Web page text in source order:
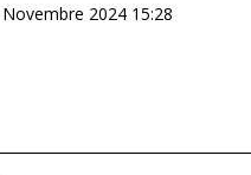
2024 15:28